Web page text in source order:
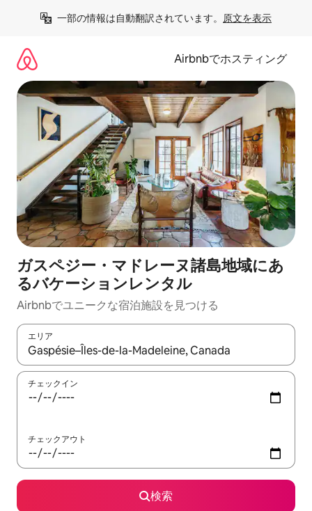
一部の情報は自動翻訳されています。 原文を表示
Airbnbでホスティング
ガスペジー・マドレーヌ諸島地域にあ
るバケーションレンタル
Airbnbでユニークな宿泊施設を見つける
エリア
検索結果が表示されたら、上下の矢印キーを使って移動するか
チェックイン
チェックアウト
検索